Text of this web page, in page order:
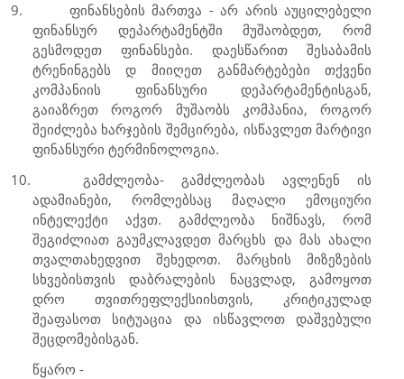
9.
ფინანსების მართვა - არ არის აუცილებელი
ფინანსურ დეპარტამენტში მუშაობდეთ, რომ
გესმოდეთ ფინანსები. დაესწარით შესაბამის
ტრენინგებს დ მიიღეთ განმარტებები თქვენი
კომპანიის ფინანსური დეპარტამენტისგან,
გაიაზრეთ როგორ მუშაობს კომპანია, როგორ
შეიძლება ხარჯების შემცირება, ისწავლეთ მარტივი
ფინანსური ტერმინოლოგია.
10.
გამძლეობა- გამძლეობას ავლენენ ის
ადამიანები, რომლებსაც მაღალი ემოციური
ინტელექტი აქვთ. გამძლეობა ნიშნავს, რომ
შეგიძლიათ გაუმკლავდეთ მარცხს და მას ახალი
თვალთახედვით შეხედოთ. მარცხის მიზეზების
სხვებისთვის დაბრალების ნაცვლად, გამოყოთ
დრო თვითრეფლექსიისთვის, კრიტიკულად
შეაფასოთ სიტუაცია და ისწავლოთ დაშვებული
შეცდომებისგან.
წყარო -